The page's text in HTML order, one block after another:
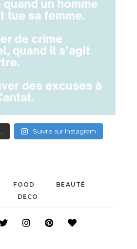
Suivre sur Instagram
FOOD
BEAUTÉ
DECO